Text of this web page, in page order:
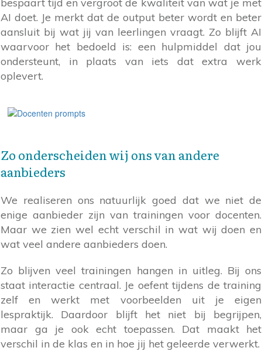
AI doet. Je merkt dat de output beter wordt en beter
aansluit bij wat jij van leerlingen vraagt. Zo blijft AI
waarvoor het bedoeld is: een hulpmiddel dat jou
ondersteunt, in plaats van iets dat extra werk
oplevert.
Zo onderscheiden wij ons van andere
aanbieders
We realiseren ons natuurlijk goed dat we niet de
enige aanbieder zijn van trainingen voor docenten.
Maar we zien wel echt verschil in wat wij doen en
wat veel andere aanbieders doen.
Zo blijven veel trainingen hangen in uitleg. Bij ons
staat interactie centraal. Je oefent tijdens de training
zelf en werkt met voorbeelden uit je eigen
lespraktijk. Daardoor blijft het niet bij begrijpen,
maar ga je ook echt toepassen. Dat maakt het
verschil in de klas en in hoe jij het geleerde verwerkt.